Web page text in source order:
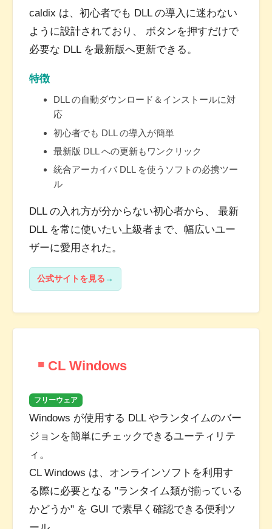
caldix は、初心者でも DLL の導入に迷わない
ように設計されており、 ボタンを押すだけで
必要な DLL を最新版へ更新できる。
特徴
DLL の自動ダウンロード＆インストールに対
応
初心者でも DLL の導入が簡単
最新版 DLL への更新もワンクリック
統合アーカイバ DLL を使うソフトの必携ツー
ル
DLL の入れ方が分からない初心者から、 最新
DLL を常に使いたい上級者まで、幅広いユー
ザーに愛用された。
公式サイトを見る
CL Windows
フリーウェア
Windows が使用する DLL やランタイムのバー
ジョンを簡単にチェックできるユーティリテ
ィ。
CL Windows は、オンラインソフトを利用す
る際に必要となる "ランタイム類が揃っている
かどうか" を GUI で素早く確認できる便利ツ